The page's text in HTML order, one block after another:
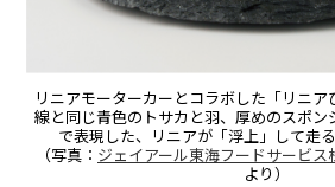
リニアモーターカーとコラボした「リニ
線と同じ青色のトサカと羽、厚めのスポ
で表現した、リニアが「浮上」して走
（写真： ジェイアール東海フードサービ
より）